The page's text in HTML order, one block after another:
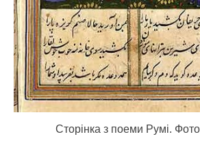
Сторінка з поеми Румі. Фото